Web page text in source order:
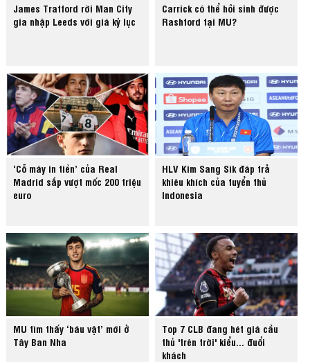
James Trafford rời Man City
gia nhập Leeds với giá kỷ lục
Carrick có thể hồi sinh được
Rashford tại MU?
‘Cỗ máy in tiền’ của Real
Madrid sắp vượt mốc 200 triệu
euro
HLV Kim Sang Sik đáp trả
khiêu khích của tuyển thủ
Indonesia
MU tìm thấy ‘báu vật’ mới ở
Tây Ban Nha
Top 7 CLB đang hét giá cầu
thủ 'trên trời' kiểu... đuổi
khách